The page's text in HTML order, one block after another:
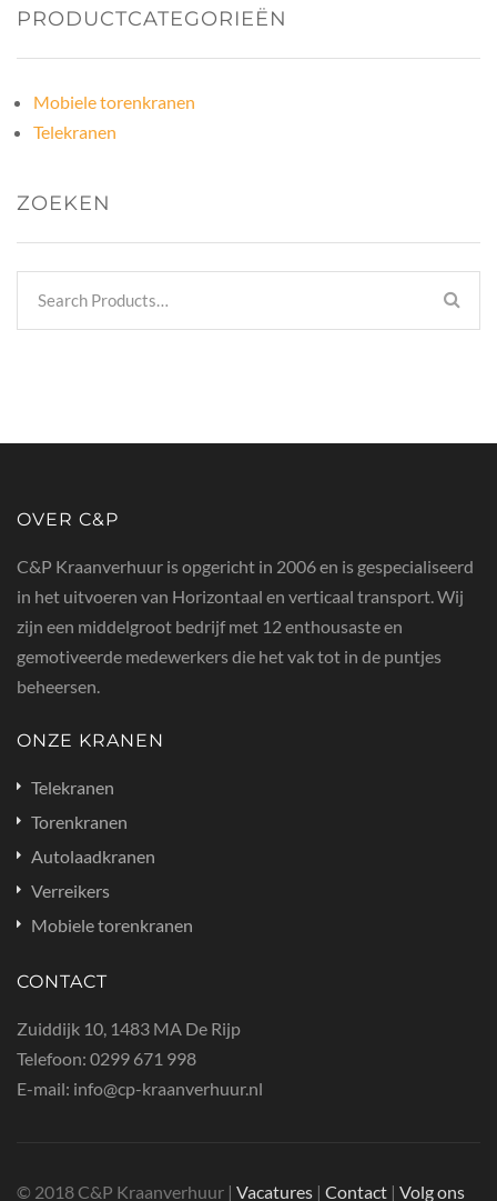
PRODUCTCATEGORIEËN
Mobiele torenkranen
Telekranen
ZOEKEN
OVER C&P
C&P Kraanverhuur is opgericht in 2006 en is gespecialiseerd
in het uitvoeren van Horizontaal en verticaal transport. Wij
zijn een middelgroot bedrijf met 12 enthousaste en
gemotiveerde medewerkers die het vak tot in de puntjes
beheersen.
ONZE KRANEN
Telekranen
Torenkranen
Autolaadkranen
Verreikers
Mobiele torenkranen
CONTACT
Zuiddijk 10, 1483 MA De Rijp
Telefoon: 0299 671 998
E-mail: info@cp-kraanverhuur.nl
© 2018 C&P Kraanverhuur | Vacatures | Contact | Volg ons